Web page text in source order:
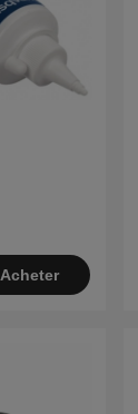
Acheter